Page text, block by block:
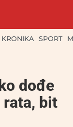
KRONIKA SPORT
dođe
rata, bit